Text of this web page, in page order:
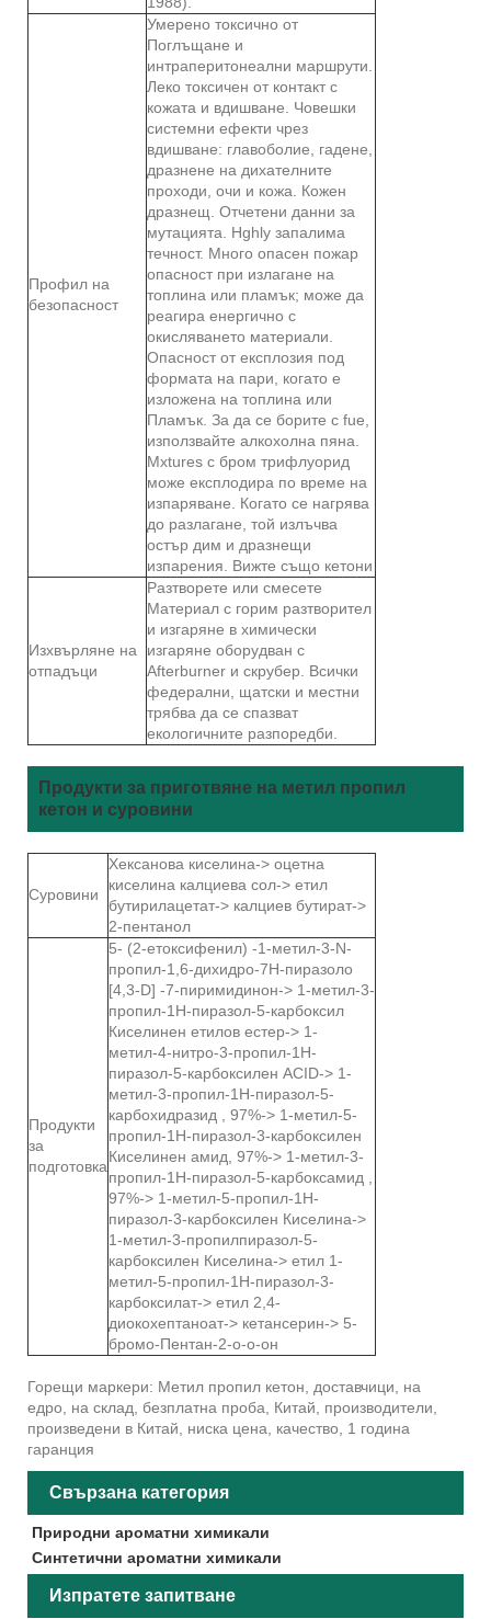
Профил на
безопасност
Умерено токсично от
Поглъщане и
интраперитонеални маршрути.
Леко токсичен от контакт с
кожата и вдишване. Човешки
системни ефекти чрез
вдишване: главоболие, гадене,
дразнене на дихателните
проходи, очи и кожа. Кожен
дразнещ. Отчетени данни за
мутацията. Hghly запалима
течност. Много опасен пожар
опасност при излагане на
топлина или пламък; може да
реагира енергично с
окисляването материали.
Опасност от експлозия под
формата на пари, когато е
изложена на топлина или
Пламък. За да се борите с fue,
използвайте алкохолна пяна.
Mxtures с бром трифлуорид
може експлодира по време на
изпаряване. Когато се нагрява
до разлагане, той излъчва
остър дим и дразнещи
изпарения. Вижте също кетони
Изхвърляне на
отпадъци
Разтворете или смесете
Материал с горим разтворител
и изгаряне в химически
изгаряне оборудван с
Afterburner и скрубер. Всички
федерални, щатски и местни
трябва да се спазват
екологичните разпоредби.
Продукти за приготвяне на метил пропил
кетон и суровини
Суровини
Хексанова киселина-> оцетна
киселина калциева сол-> етил
бутирилацетат-> калциев бутират->
2-пентанол
Продукти
за
подготовка
5- (2-етоксифенил) -1-метил-3-N-
пропил-1,6-дихидро-7Н-пиразоло
[4,3-D] -7-пиримидинон-> 1-метил-3-
пропил-1H-пиразол-5-карбоксил
Киселинен етилов естер-> 1-
метил-4-нитро-3-пропил-1Н-
пиразол-5-карбоксилен ACID-> 1-
метил-3-пропил-1H-пиразол-5-
карбохидразид , 97%-> 1-метил-5-
пропил-1Н-пиразол-3-карбоксилен
Киселинен амид, 97%-> 1-метил-3-
пропил-1Н-пиразол-5-карбоксамид ,
97%-> 1-метил-5-пропил-1Н-
пиразол-3-карбоксилен Киселина->
1-метил-3-пропилпиразол-5-
карбоксилен Киселина-> етил 1-
метил-5-пропил-1Н-пиразол-3-
карбоксилат-> етил 2,4-
диокохептаноат-> кетансерин-> 5-
бромо-Пентан-2-о-о-он
Горещи маркери: Метил пропил кетон, доставчици, на
едро, на склад, безплатна проба, Китай, производители,
произведени в Китай, ниска цена, качество, 1 година
гаранция
Свързана категория
Природни ароматни химикали
Синтетични ароматни химикали
Изпратете запитване